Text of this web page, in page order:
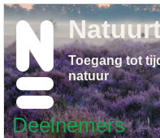
Deelnemers
Toegang tot
natuur